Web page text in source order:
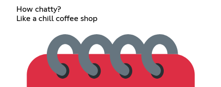
How chatty?
Like a chill coffee shop